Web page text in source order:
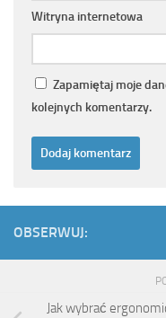
Witryna internetowa
Zapamiętaj moje
kolejnych komentarzy.
OBSERWUJ:
Jak wybrać